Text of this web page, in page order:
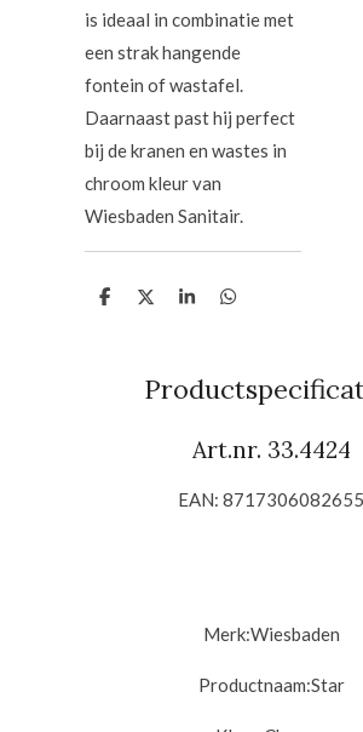
is ideaal in combinatie met
een strak hangende
fontein of wastafel.
Daarnaast past hij perfect
bij de kranen en wastes in
chroom kleur van
Wiesbaden Sanitair.
D
D
S
D
Art.nr. 33.4424
EAN: 8717306082655
Merk:Wiesbaden
Productnaam:Star